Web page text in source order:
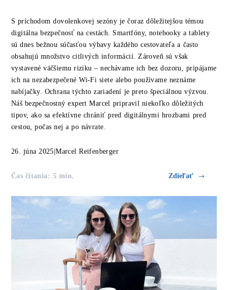
S príchodom dovolenkovej sezóny je čoraz dôležitejšou témou
digitálna bezpečnosť na cestách. Smartfóny, notebooky a tablety
sú dnes bežnou súčasťou výbavy každého cestovateľa a často
obsahujú množstvo citlivých informácií. Zároveň sú však
vystavené väčšiemu riziku – nechávame ich bez dozoru, pripájame
ich na nezabezpečené Wi-Fi siete alebo používame neznáme
nabíjačky. Ochrana týchto zariadení je preto špeciálnou výzvou.
Náš bezpečnostný expert Marcel pripravil niekoľko dôležitých
tipov, ako sa efektívne chrániť pred digitálnymi hrozbami pred
cestou, počas nej a po návrate.
26. júna 2025 |Marcel Reifenberger
Čas čítania: 5 min. Zdieľať